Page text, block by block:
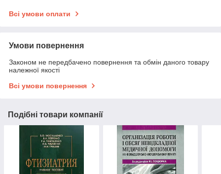
Всі умови оплати
Умови повернення
Законом не передбачено повернення та обмін даного товару
належної якості
Всі умови повернення
Подібні товари компанії